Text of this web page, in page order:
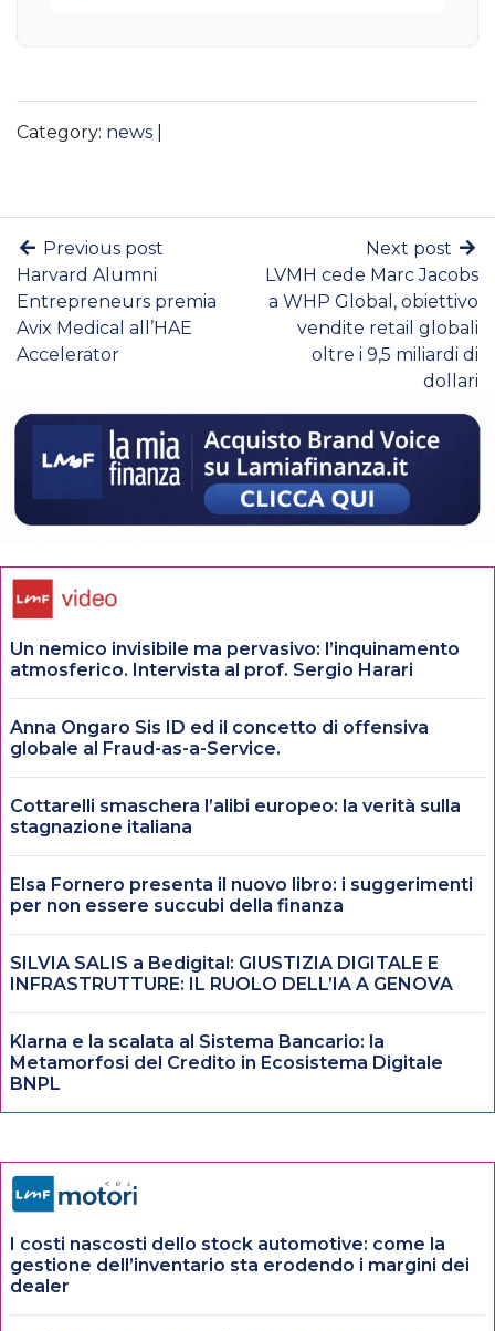
Category: news
Previous post
Harvard Alumni
Entrepreneurs premia
Avix Medical all’HAE
Accelerator
Next post
LVMH cede Marc Jacobs
a WHP Global, obiettivo
vendite retail globali
oltre i 9,5 miliardi di
dollari
Un nemico invisibile ma pervasivo: l’inquinamento
atmosferico. Intervista al prof. Sergio Harari
Anna Ongaro Sis ID ed il concetto di offensiva
globale al Fraud-as-a-Service.
Cottarelli smaschera l’alibi europeo: la verità sulla
stagnazione italiana
Elsa Fornero presenta il nuovo libro: i suggerimenti
per non essere succubi della finanza
SILVIA SALIS a Bedigital: GIUSTIZIA DIGITALE E
INFRASTRUTTURE: IL RUOLO DELL’IA A GENOVA
Klarna e la scalata al Sistema Bancario: la
Metamorfosi del Credito in Ecosistema Digitale
BNPL
I costi nascosti dello stock automotive: come la
gestione dell’inventario sta erodendo i margini dei
dealer